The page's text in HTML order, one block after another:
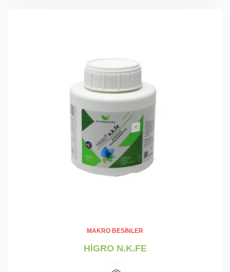
MAKRO BESINLER
HİGRO N.K.FE